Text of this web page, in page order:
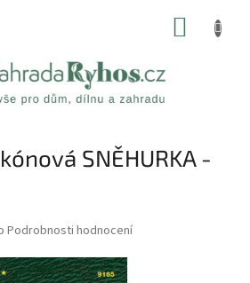
SNĚHURKA -
Podrobnosti hodnocení